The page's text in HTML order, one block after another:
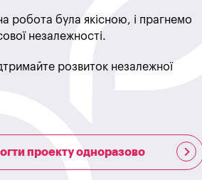
робота була якісною, і прагнемо
незалежності.
розвиток незалежної
проекту одноразово